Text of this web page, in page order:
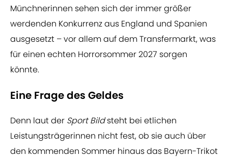
Münchnerinnen sehen sich der immer größer
werdenden Konkurrenz aus England und Spanien
ausgesetzt – vor allem auf dem Transfermarkt, was
für einen echten Horrorsommer 2027 sorgen
könnte.
Eine Frage des Geldes
Denn laut der Sport Bildsteht bei etlichen
Leistungsträgerinnen nicht fest, ob sie auch über
den kommenden Sommer hinaus das Bayern-Trikot